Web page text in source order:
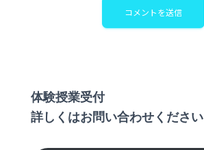
体験授業受付
詳しくはお問い合わせください